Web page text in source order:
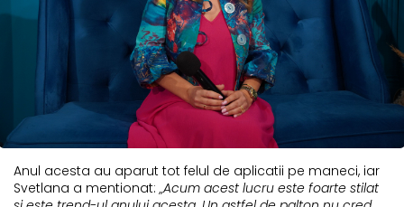
Anul acesta au aparut tot felul de aplicatii pe maneci, iar
Svetlana a mentionat: „Acum acest lucru este foarte stilat